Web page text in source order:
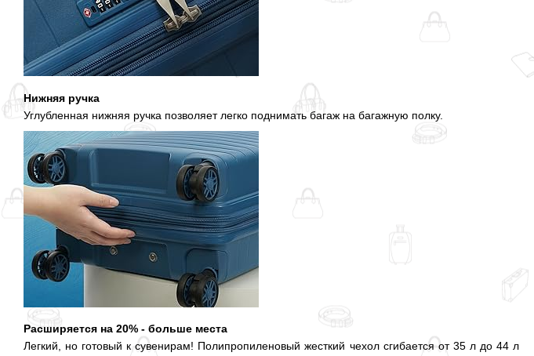
Нижняя ручка
Углубленная нижняя ручка позволяет легко поднимать багаж на багажную полку.
Расширяется на 20% - больше места
Легкий, но готовый к сувенирам! Полипропиленовый жесткий чехол сгибается от 35 л до 44 л